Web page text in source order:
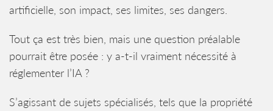
artificielle, son impact, ses limites, ses dangers.
Tout ça est très bien, mais une question préalable
pourrait être posée : y a-t-il vraiment nécessité à
réglementer l’IA ?
S’agissant de sujets spécialisés, tels que la propriété